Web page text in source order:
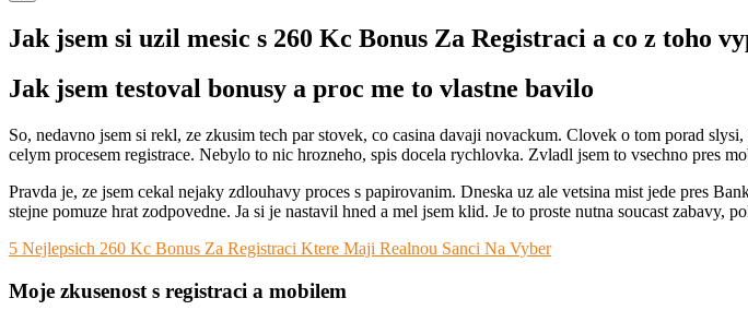
Jak jsem si uzil mesic s 260 Kc Bonus Za Registraci a co z toho
Jak jsem testoval bonusy a proc me to vlastne bavilo
So, nedavno jsem si rekl, ze zkusim tech par stovek, co casina davaji novackum. Clovek o tom porad
celym procesem registrace. Nebylo to nic hrozneho, spis docela rychlovka. Zvladl jsem to vsechno pres
Pravda je, ze jsem cekal nejaky zdlouhavy proces s papirovanim. Dneska uz ale vetsina mist jede pres
stejne pomuze hrat zodpovedne. Ja si je nastavil hned a mel jsem klid. Je to proste nutna soucast zabavy,
5 Nejlepsich 260 Kc Bonus Za Registraci Ktere Maji Realnou Sanci Na Vyber
Moje zkusenost s registraci a mobilem